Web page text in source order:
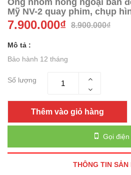
Ống nhòm hồng ngoại ban
Mỹ NV-2 quay phim, chụp
7.900.000₫ 8.900.000₫
Mô tả :
Bảo hành 12 tháng
Số lượng
Thêm vào giỏ hàng
Gọi điện
THÔNG TIN SẢN